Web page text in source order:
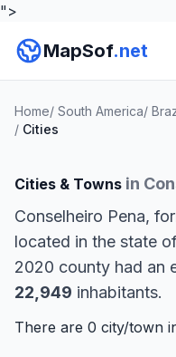
">
MapSof.net
Home/ South America/
/ Cities
Cities & Towns in
Conselheiro Pena,
located in the state
2020 county had an
22,949 inhabitants.
There are 0 city/town